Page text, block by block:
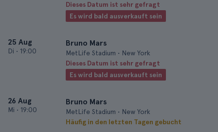
Dieses Datum ist sehr gefragt
Es wird bald ausverkauft sein
25 Aug
Di • 19:00
Bruno Mars
MetLife Stadium • New York
Dieses Datum ist sehr gefragt
Es wird bald ausverkauft sein
26 Aug
Mi • 19:00
Bruno Mars
MetLife Stadium • New York
Häufig in den letzten Tagen gebucht